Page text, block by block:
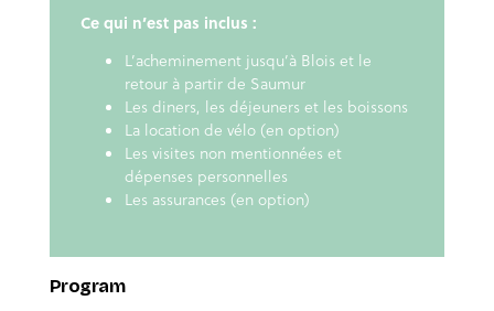
Ce qui n’est pas inclus :
L’acheminement jusqu’à Blois et le
retour à partir de Saumur
Les diners, les déjeuners et les boissons
La location de vélo (en option)
Les visites non mentionnées et
dépenses personnelles
Les assurances (en option)
Program